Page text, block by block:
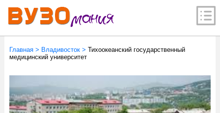
Главная> Владивосток> Тихоокеанский государственный
медицинский университет